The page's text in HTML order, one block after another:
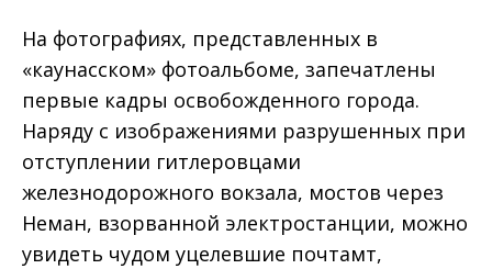
На фотографиях, представленных в
«каунасском» фотоальбоме, запечатлены
первые кадры освобожденного города.
Наряду с изображениями разрушенных при
отступлении гитлеровцами
железнодорожного вокзала, мостов через
Неман, взорванной электростанции, можно
увидеть чудом уцелевшие почтамт,